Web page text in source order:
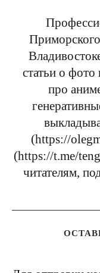
статьи о фото
про
(https://
(https://t.me/
читателям,